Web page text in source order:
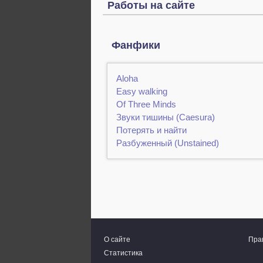
Работы на сайте
Фанфики
Aloha
Easy walking
Of Three Minds
Звуки тишины (Caesura)
Потерять и найти
Разбуженный (Unstained)
О сайте
Статистика